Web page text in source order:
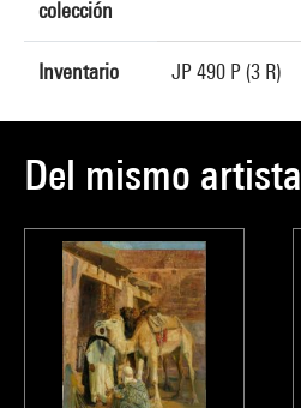
colección
Inventario JP 490 P (3 R)
Del mismo artista